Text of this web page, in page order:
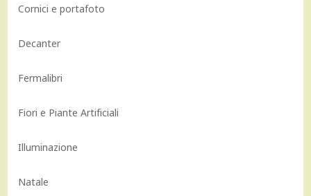
Cornici e portafoto
Decanter
Fermalibri
Fiori e Piante Artificiali
Illuminazione
Natale